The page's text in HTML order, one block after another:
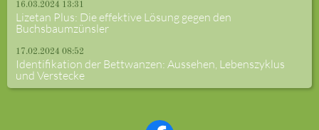
16.03.2024 13:31
Lizetan Plus: Die effektive Lösung gegen den
Buchsbaumzünsler
17.02.2024 08:52
Identifikation der Bettwanzen: Aussehen, Lebenszyklus
und Verstecke